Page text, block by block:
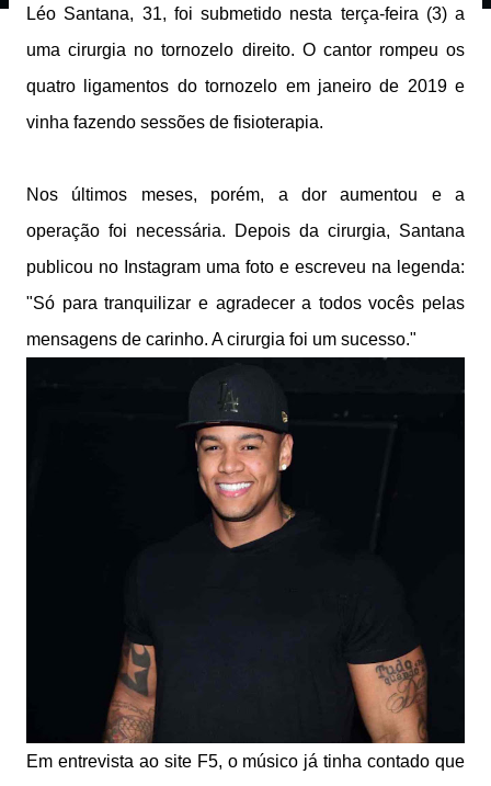
Léo Santana, 31, foi submetido nesta terça-feira (3) a
uma cirurgia no tornozelo direito. O cantor rompeu os
quatro ligamentos do tornozelo em janeiro de 2019 e
vinha fazendo sessões de fisioterapia.
Nos últimos meses, porém, a dor aumentou e a
operação foi necessária. Depois da cirurgia, Santana
publicou no Instagram uma foto e escreveu na legenda:
"Só para tranquilizar e agradecer a todos vocês pelas
mensagens de carinho. A cirurgia foi um sucesso."
Em entrevista ao site F5, o músico já tinha contado que